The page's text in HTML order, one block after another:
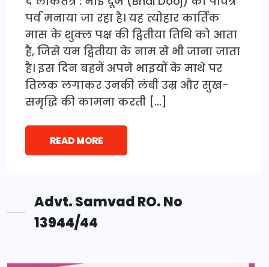
पर्व मनाया जा रहा है। यह त्योहार कार्तिक
मास के शुक्ल पक्ष की द्वितीया तिथि को आता
है, जिसे यम द्वितीया के नाम से भी जाना जाता
है। इस दिन बहनें अपने भाइयों के माथे पर
तिलक लगाकर उनकी लंबी उम्र और सुख-
समृद्धि की कामना करती […]
READ MORE
Advt. Samvad RO. No
13944/44